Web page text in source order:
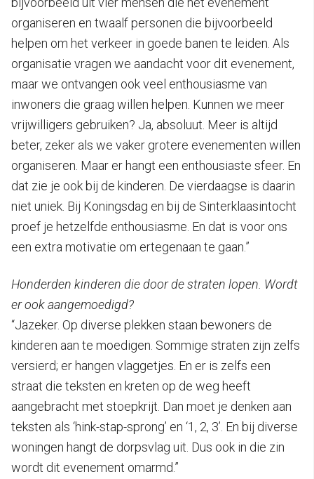
organiseren en twaalf personen die bijvoorbeeld
helpen om het verkeer in goede banen te leiden. Als
organisatie vragen we aandacht voor dit evenement,
maar we ontvangen ook veel enthousiasme van
inwoners die graag willen helpen. Kunnen we meer
vrijwilligers gebruiken? Ja, absoluut. Meer is altijd
beter, zeker als we vaker grotere evenementen willen
organiseren. Maar er hangt een enthousiaste sfeer. En
dat zie je ook bij de kinderen. De vierdaagse is daarin
niet uniek. Bij Koningsdag en bij de Sinterklaasintocht
proef je hetzelfde enthousiasme. En dat is voor ons
een extra motivatie om ertegenaan te gaan.”
Honderden kinderen die door de straten lopen. Wordt
er ook aangemoedigd?
“Jazeker. Op diverse plekken staan bewoners de
kinderen aan te moedigen. Sommige straten zijn zelfs
versierd; er hangen vlaggetjes. En er is zelfs een
straat die teksten en kreten op de weg heeft
aangebracht met stoepkrijt. Dan moet je denken aan
teksten als ‘hink-stap-sprong’ en ‘1, 2, 3’. En bij diverse
woningen hangt de dorpsvlag uit. Dus ook in die zin
wordt dit evenement omarmd.”